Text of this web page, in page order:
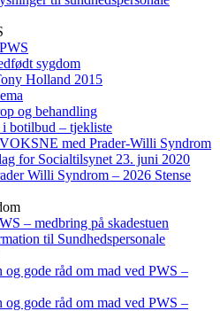
sygdom
Holland 2015
og behandling
botilbud – tjekliste
med Prader-Willi Syndrom
for Socialtilsynet 23. juni 2020
Willi Syndrom – 2026 Stense
– medbring på skadestuen
til Sundhedspersonale
og gode råd om mad ved PWS –
og gode råd om mad ved PWS –